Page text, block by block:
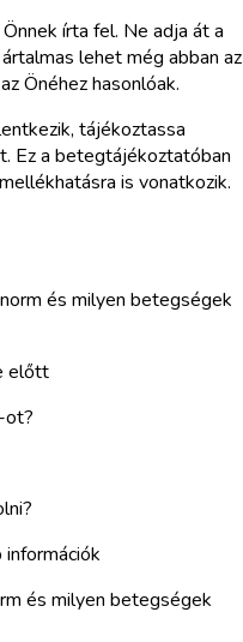
írta fel. Ne adja át a
lehet még abban az
Önéhez hasonlóak.
tájékoztassa
Ez a betegtájékoztatóban
is vonatkozik.
és milyen betegségek
előtt
ot?
és milyen betegségek